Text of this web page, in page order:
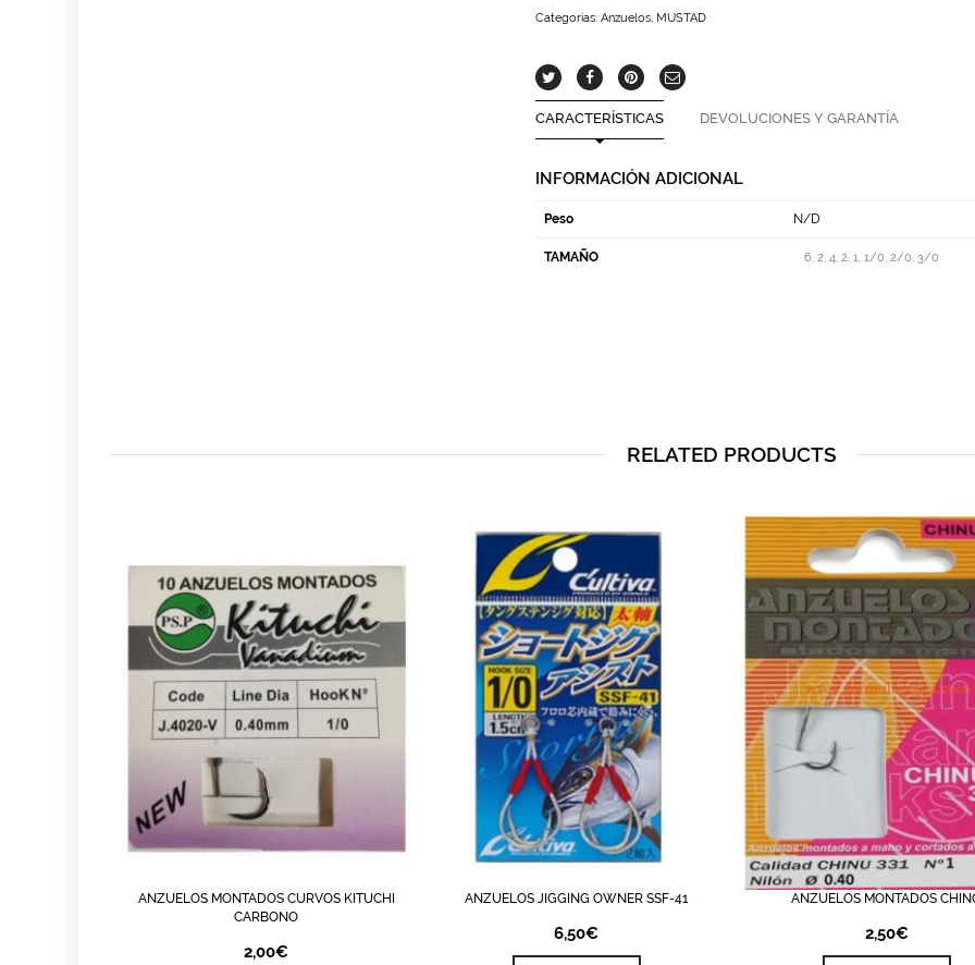
Categorías: Anzuelos, MUSTAD
CARACTERÍSTICAS DEVOLUCIONES Y GARANTÍA
INFORMACIÓN ADICIONAL
Peso N/D
TAMAÑO 6, 2, 4, 2, 1, 1/0, 2/0, 3/0
RELATED PRODUCTS
LISTA DE DESEOS
ANZUELOS MONTADOS CURVOS KITUCHI
CARBONO
2,00€
QUICK VIEW
ANZUELOS JIGGING OWNER SSF-41
6,50€
ANZUELOS MONTADOS
2,50€